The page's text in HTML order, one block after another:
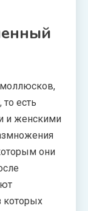
есть
и женскими
они
которых